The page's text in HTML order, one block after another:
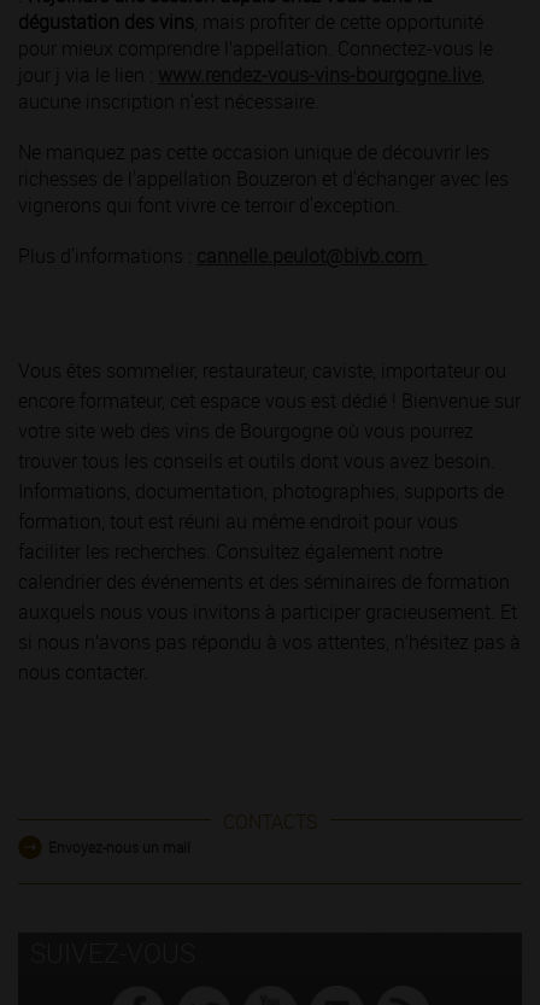
Vous êtes sommelier, restaurateur, caviste, importateur ou
encore formateur, cet espace vous est dédié ! Bienvenue sur
votre site web des vins de Bourgogne où vous pourrez
trouver tous les conseils et outils dont vous avez besoin.
Informations, documentation, photographies, supports de
formation, tout est réuni au même endroit pour vous
faciliter les recherches. Consultez également notre
calendrier des événements et des séminaires de formation
auxquels nous vous invitons à participer gracieusement. Et
si nous n’avons pas répondu à vos attentes, n’hésitez pas à
nous contacter.
CONTACTS
dégustation des vins , mais profiter de cette opportunité
pour mieux comprendre l’appellation. Connectez-vous le
jour j via le lien :
aucune inscription n'est nécessaire.
Ne manquez pas cette occasion unique de découvrir les
richesses de l'appellation Bouzeron et d'échanger avec les
vignerons qui font vivre ce terroir d'exception.
Plus d'informations :